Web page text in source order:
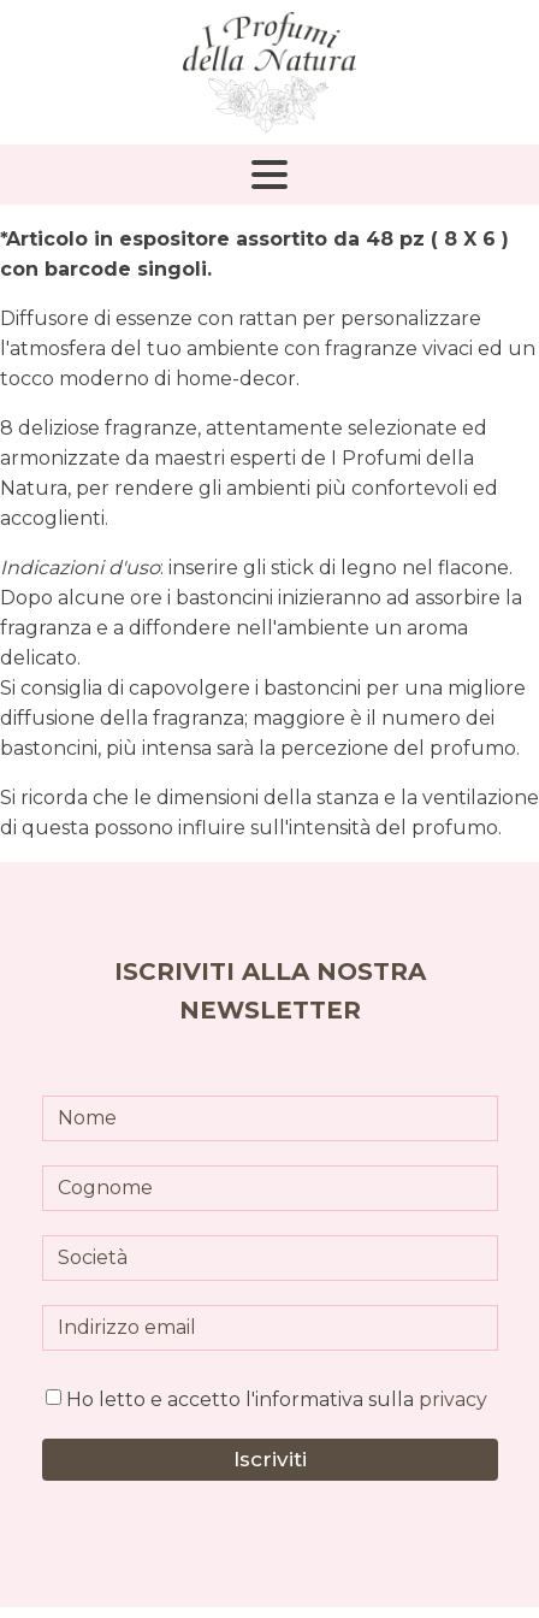
*Articolo in espositore assortito da 48 pz ( 8 X 6 )
con barcode singoli.
Diffusore di essenze con rattan per personalizzare
l'atmosfera del tuo ambiente con fragranze vivaci ed un
tocco moderno di home-decor.
8 deliziose fragranze, attentamente selezionate ed
armonizzate da maestri esperti de I Profumi della
Natura, per rendere gli ambienti più confortevoli ed
accoglienti.
Indicazioni d'uso: inserire gli stick di legno nel flacone.
Dopo alcune ore i bastoncini inizieranno ad assorbire la
fragranza e a diffondere nell'ambiente un aroma
delicato.
Si consiglia di capovolgere i bastoncini per una migliore
diffusione della fragranza; maggiore è il numero dei
bastoncini, più intensa sarà la percezione del profumo.
Si ricorda che le dimensioni della stanza e la ventilazione
di questa possono influire sull'intensità del profumo.
ISCRIVITI ALLA NOSTRA
NEWSLETTER
Ho letto e accetto l'informativa sulla privacy
Iscriviti